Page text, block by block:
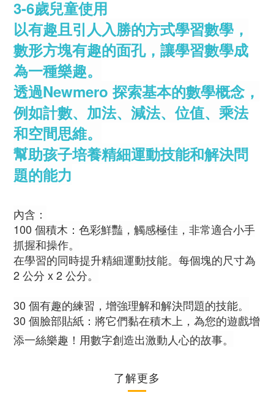
3-6歲兒童使用
以有趣且引人入勝的方式學習數學，
數形方塊有趣的面孔，讓學習數學成
為一種樂趣。
透過Newmero 探索基本的數學概念，
例如計數、加法、減法、位值、乘法
和空間思維。
幫助孩子培養精細運動技能和解決問
題的能力
內含：
100 個積木：色彩鮮豔，觸感極佳，非常適合小手
抓握和操作。
在學習的同時提升精細運動技能。每個塊的尺寸為
2 公分 x 2 公分。
30 個有趣的練習，增強理解和解決問題的技能。
30 個臉部貼紙：將它們黏在積木上，為您的遊戲增
添一絲樂趣！用數字創造出激動人心的故事。
了解更多